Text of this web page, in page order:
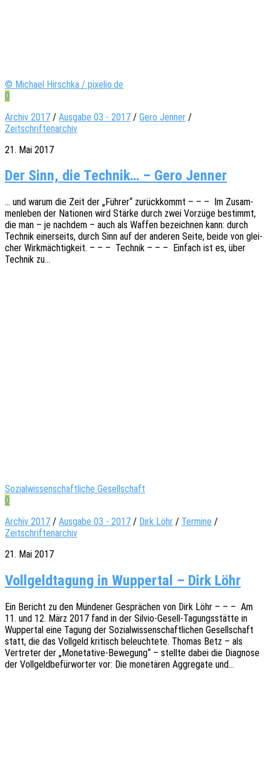
© Michael Hirschka / pixelio.de
0
Archiv 2017 / Ausgabe 03 - 2017 / Gero Jenner /
Zeitschriftenarchiv
21. Mai 2017
Der Sinn, die Technik… – Gero Jenner
… und warum die Zeit der „Führer“ zurück­kommt – – – Im Zusam­
men­le­ben der Natio­nen wird Stärke durch zwei Vorzü­ge bestimmt,
die man – je nach­dem – auch als Waffen bezeich­nen kann: durch
Tech­nik einer­seits, durch Sinn auf der ande­ren Seite, beide von glei­
cher Wirk­mäch­tig­keit. – – – Tech­nik – – – Einfach ist es, über
Tech­nik zu…
Sozialwissenschaftliche Gesellschaft
0
Archiv 2017 / Ausgabe 03 - 2017 / Dirk Löhr / Termine /
Zeitschriftenarchiv
21. Mai 2017
Vollgeldtagung in Wuppertal – Dirk Löhr
Ein Bericht zu den Münde­ner Gesprä­chen von Dirk Löhr – – – Am
11. und 12. März 2017 fand in der Silvio-Gesell-Tagungs­­­stä­t­­te in
Wupper­tal eine Tagung der Sozi­al­wis­sen­schaft­li­chen Gesell­schaft
statt, die das Voll­geld kritisch beleuch­te­te. Thomas Betz – als
Vertre­ter der „Mone­ta­­ti­­ve-Bewe­­gung“ – stell­te dabei die Diagno­se
der Voll­geld­be­für­wor­ter vor: Die mone­tä­ren Aggre­ga­te und…